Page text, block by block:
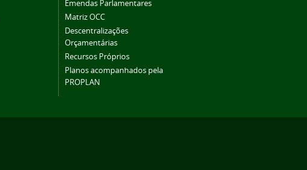
Emendas Parlamentares
Matriz OCC
Descentralizações
Orçamentárias
Recursos Próprios
Planos acompanhados pela
PROPLAN